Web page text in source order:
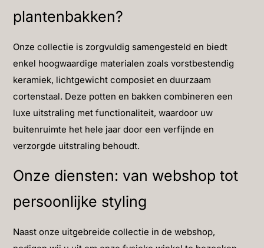
plantenbakken?
Onze collectie is zorgvuldig samengesteld en biedt
enkel hoogwaardige materialen zoals vorstbestendig
keramiek, lichtgewicht composiet en duurzaam
cortenstaal. Deze potten en bakken combineren een
luxe uitstraling met functionaliteit, waardoor uw
buitenruimte het hele jaar door een verfijnde en
verzorgde uitstraling behoudt.
Onze diensten: van webshop tot
persoonlijke styling
Naast onze uitgebreide collectie in de webshop,